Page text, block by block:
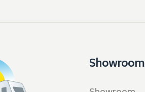
Showroom